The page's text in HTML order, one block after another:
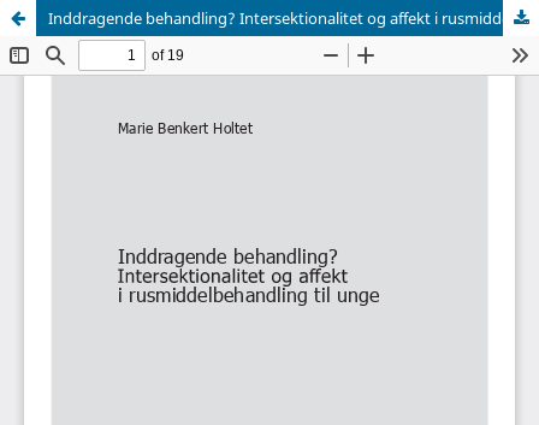
Inddragende behandling? Intersektionalitet og affekt i rusmiddelbehandling til unge